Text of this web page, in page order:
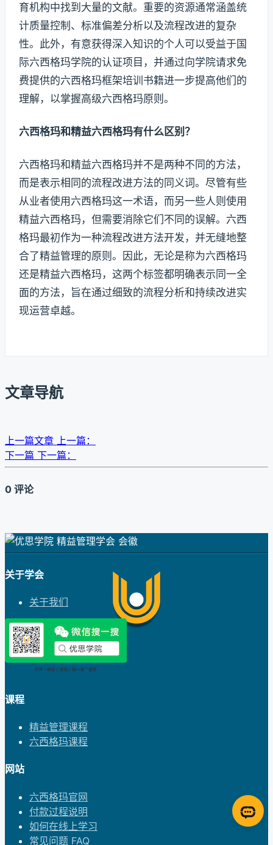
育机构中找到大量的文献。重要的资源通常涵盖统
计质量控制、标准偏差分析以及流程改进的复杂
性。此外，有意获得深入知识的个人可以受益于国
际六西格玛学院的认证项目，并通过向学院请求免
费提供的六西格玛框架培训书籍进一步提高他们的
理解，以掌握高级六西格玛原则。
六西格玛和精益六西格玛有什么区别？
六西格玛和精益六西格玛并不是两种不同的方法，
而是表示相同的流程改进方法的同义词。尽管有些
从业者使用六西格玛这一术语，而另一些人则使用
精益六西格玛，但需要消除它们不同的误解。六西
格玛最初作为一种流程改进方法开发，并无缝地整
合了精益管理的原则。因此，无论是称为六西格玛
还是精益六西格玛，这两个标签都明确表示同一全
面的方法，旨在通过细致的流程分析和持续改进实
现运营卓越。
文章导航
上一篇文章 上一篇：
下一篇 下一篇：
0 评论
关于学会
关于我们
课程
精益管理课程
六西格玛课程
网站
六西格玛官网
付款过程说明
如何在线上学习
常见问题 FAQ